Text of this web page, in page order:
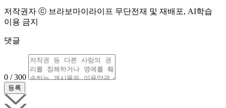
저작권자 ⓒ 브라보마이라이프 무단전재 및 재배포, AI학습
이용 금지
댓글
0 / 300